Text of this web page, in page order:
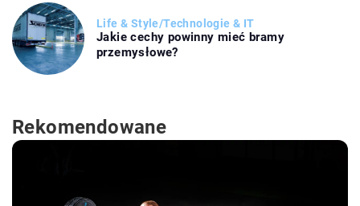
Life & Style/Technologie & IT
Jakie cechy powinny mieć bramy
przemysłowe?
Rekomendowane